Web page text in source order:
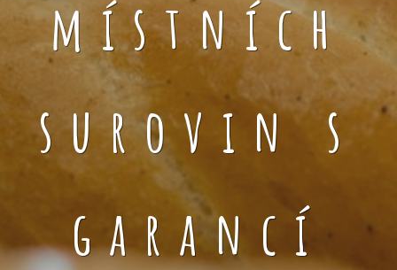
místních
surovin s
garancí